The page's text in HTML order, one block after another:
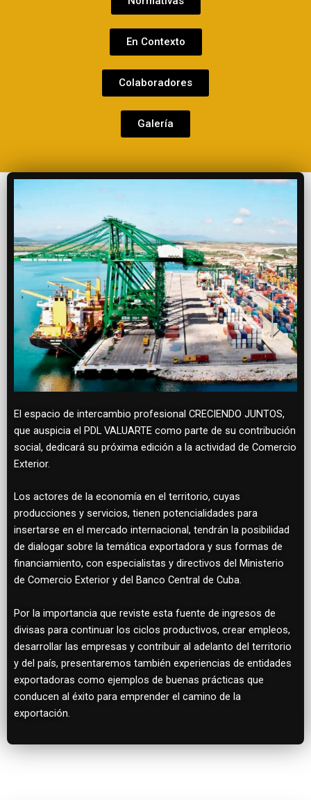
En Contexto
Colaboradores
Galería
El espacio de intercambio profesional CRECIENDO JUNTOS,
que auspicia el PDL VALUARTE como parte de su contribución
social, dedicará su próxima edición a la actividad de Comercio
Exterior.
Los actores de la economía en el territorio, cuyas
producciones y servicios, tienen potencialidades para
insertarse en el mercado internacional, tendrán la posibilidad
de dialogar sobre la temática exportadora y sus formas de
financiamiento, con especialistas y directivos del Ministerio
de Comercio Exterior y del Banco Central de Cuba.
Por la importancia que reviste esta fuente de ingresos de
divisas para continuar los ciclos productivos, crear empleos,
desarrollar las empresas y contribuir al adelanto del territorio
y del país, presentaremos también experiencias de entidades
exportadoras como ejemplos de buenas prácticas que
conducen al éxito para emprender el camino de la
exportación.